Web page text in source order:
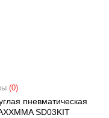
(0)
пневматическая
SD03KIT